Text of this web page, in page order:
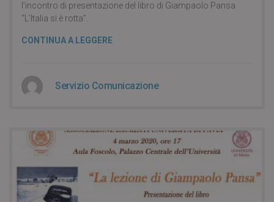
l’incontro di presentazione del libro di Giampaolo Pansa
“L’Italia si è rotta”.
CONTINUA A LEGGERE
Servizio Comunicazione